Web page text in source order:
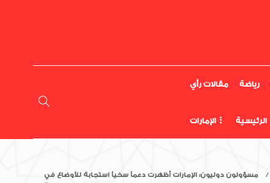
مقالات رأي رياضة
الإمارات الرئيسية
مسؤولون دوليون: الإمارات أظهرت دعماً سخياً استجابة للأوضاع في